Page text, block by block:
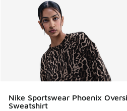
Nike Sportswear Phoenix
Sweatshirt